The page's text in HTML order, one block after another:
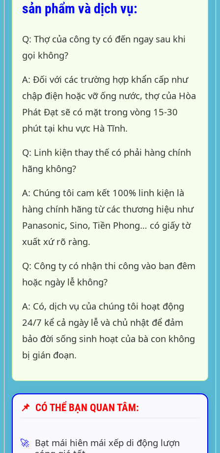
sản phẩm và dịch vụ:
Q: Thợ của công ty có đến ngay sau khi
gọi không?
A: Đối với các trường hợp khẩn cấp như
chập điện hoặc vỡ ống nước, thợ của Hòa
Phát Đạt sẽ có mặt trong vòng 15-30
phút tại khu vực Hà Tĩnh.
Q: Linh kiện thay thế có phải hàng chính
hãng không?
A: Chúng tôi cam kết 100% linh kiện là
hàng chính hãng từ các thương hiệu như
Panasonic, Sino, Tiền Phong… có giấy tờ
xuất xứ rõ ràng.
Q: Công ty có nhận thi công vào ban đêm
hoặc ngày lễ không?
A: Có, dịch vụ của chúng tôi hoạt động
24/7 kể cả ngày lễ và chủ nhật để đảm
bảo đời sống sinh hoạt của bà con không
bị gián đoạn.
📌 CÓ THỂ BẠN QUAN TÂM:
🚀 Bạt mái hiên mái xếp di động lượn